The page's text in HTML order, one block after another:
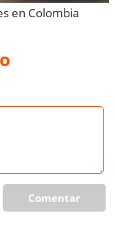
en Colombia
Comentar